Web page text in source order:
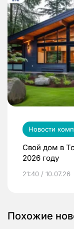
Новости
Свой дом в
2026 году
21:40 / 10.07.26
Похожие